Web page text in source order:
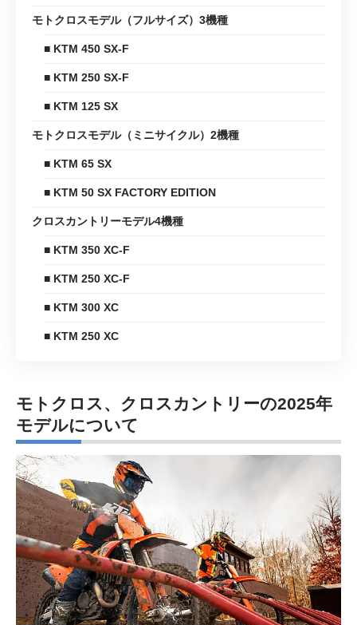
モトクロスモデル（フルサイズ）3機種
■ KTM 450 SX-F
■ KTM 250 SX-F
■ KTM 125 SX
モトクロスモデル（ミニサイクル）2機種
■ KTM 65 SX
■ KTM 50 SX FACTORY EDITION
クロスカントリーモデル4機種
■ KTM 350 XC-F
■ KTM 250 XC-F
■ KTM 300 XC
■ KTM 250 XC
モトクロス、クロスカントリーの2025年
モデルについて